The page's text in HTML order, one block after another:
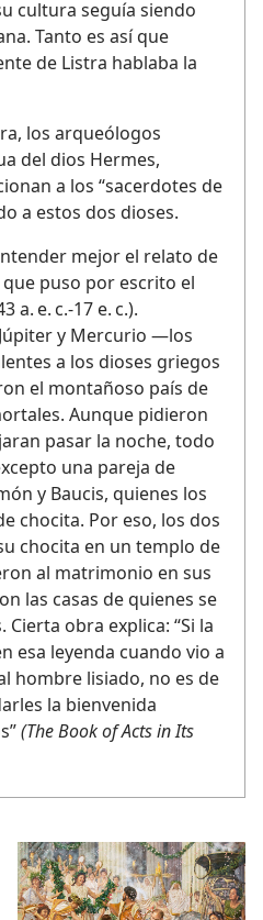
cultura seguía siendo
Tanto es así que
de Listra hablaba la
los arqueólogos
del dios Hermes,
a los “sacerdotes de
a estos dos dioses.
mejor el relato de
puso por escrito el
a. e. c.-17 e. c.).
y Mercurio —los
a los dioses griegos
el montañoso país de
Aunque pidieron
pasar la noche, todo
una pareja de
y Baucis, quienes los
chocita. Por eso, los dos
chocita en un templo de
al matrimonio en sus
las casas de quienes se
obra explica: “Si la
esa leyenda cuando vio a
hombre lisiado, no es de
la bienvenida
(The Book of Acts in Its